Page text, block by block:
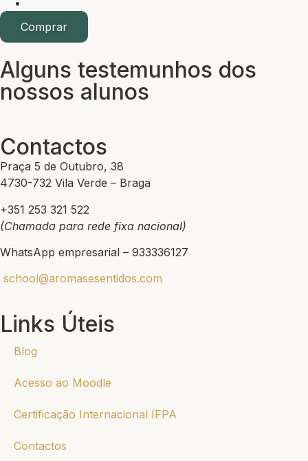
Comprar
Alguns testemunhos dos
nossos alunos
Contactos
Praça 5 de Outubro, 38
4730-732 Vila Verde – Braga
+351 253 321 522
(Chamada para rede fixa nacional)
WhatsApp empresarial – 933336127
school@aromasesentidos.com
Links Úteis
Blog
Acesso ao Moodle
Certificação Internacional IFPA
Contactos